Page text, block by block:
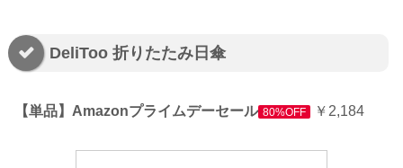
DeliToo 折りたたみ日傘
【単品】Amazonプライムデーセール 80%OFF ￥2,184